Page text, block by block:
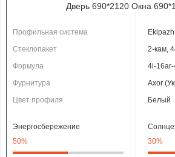
Дверь 690*2120 Окна
Профильная система
Стеклопакет
2-кам,
Формула
4i-
Фурнитура
Axor
Цвет профиля
Белый
Энергосбережение
50%
30%